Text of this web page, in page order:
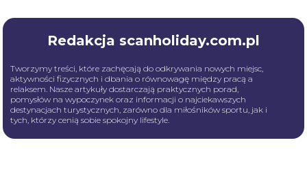
Redakcja scanholiday.com.pl
Tworzymy treści, które zachęcają do odkrywania nowych miejsc,
aktywności fizycznych i dbania o równowagę między pracą a
relaksem. Nasze artykuły dostarczają praktycznych porad,
pomysłów na wypoczynek oraz informacji o najciekawszych
destynacjach turystycznych, zarówno dla miłośników sportu, jak i
tych, którzy cenią sobie spokojny lifestyle.